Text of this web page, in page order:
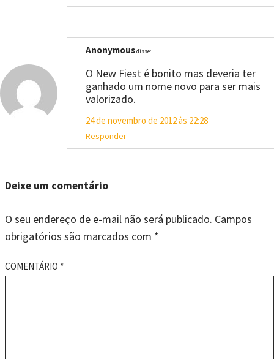
Anonymousdisse:
O New Fiest é bonito mas deveria ter
ganhado um nome novo para ser mais
valorizado.
24 de novembro de 2012 às 22:28
Responder
Deixe um comentário
O seu endereço de e-mail não será publicado. Campos
obrigatórios são marcados com *
COMENTÁRIO *